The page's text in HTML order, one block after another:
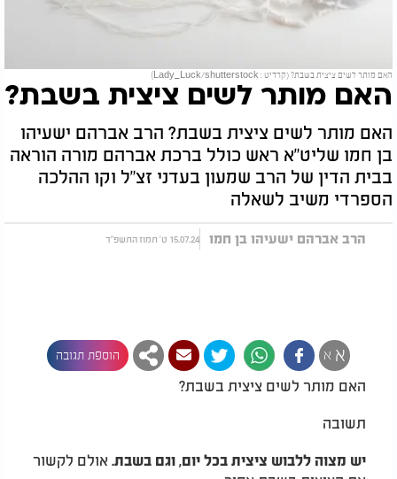
האם מותר לשים ציצית בשבת? (קרדיט : Lady_Luck/shutterstock)
האם מותר לשים ציצית בשבת?
האם מותר לשים ציצית בשבת? הרב אברהם ישעיהו
בן חמו שליט"א ראש כולל ברכת אברהם מורה הוראה
בבית הדין של הרב שמעון בעדני זצ"ל וקו ההלכה
הספרדי משיב לשאלה
הרב אברהם ישעיהו בן חמו 15.07.24 ט' תמוז התשפ"ד
א א הוספת תגובה
האם מותר לשים ציצית בשבת?
תשובה
יש מצוה ללבוש ציצית בכל יום, וגם בשבת. אולם לקשור